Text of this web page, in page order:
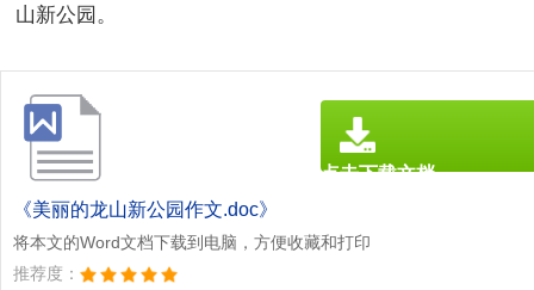
山新公园。
《美丽的龙山新公园作文.doc》
将本文的Word文档下载到电脑，方便收藏和打印
推荐度：
点击下载文档